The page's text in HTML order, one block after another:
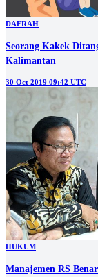
DAERAH
Seorang Kakek
Kalimantan
30 Oct 2019 09:42 UTC
HUKUM
Manajemen RS